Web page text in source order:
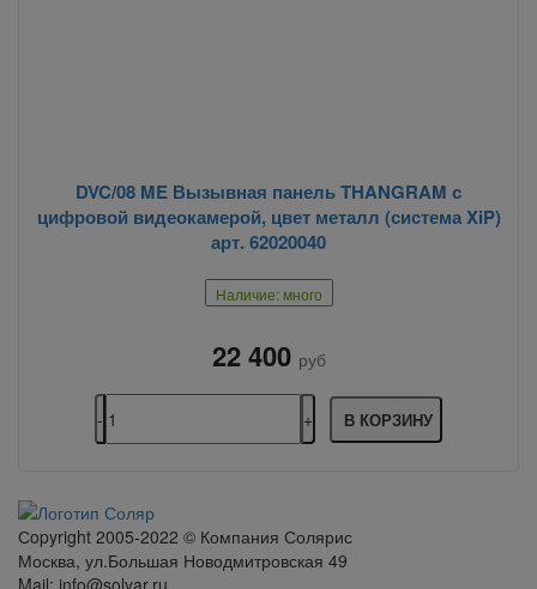
DVC/08 ME Вызывная панель THANGRAM с
цифровой видеокамерой, цвет металл (система XiP)
арт. 62020040
Наличие: много
22 400 руб
В КОРЗИНУ
Сopyright 2005-2022 © Компания Солярис
Москва, ул.Большая Новодмитровская 49
Mail: info@solyar.ru